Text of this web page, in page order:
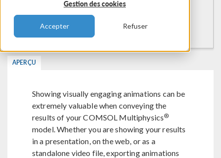
Gestion des cookies
Accepter Refuser
APERÇU
Showing visually engaging animations can be
extremely valuable when conveying the
results of your COMSOL Multiphysics®
model. Whether you are showing your results
in a presentation, on the web, or as a
standalone video file, exporting animations